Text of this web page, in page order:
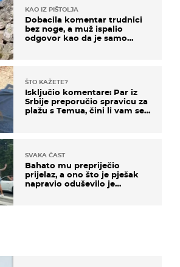
KAO IZ PIŠTOLJA
Dobacila komentar trudnici
bez noge, a muž ispalio
odgovor kao da je samo
ŠTO KAŽETE?
Isključio komentare: Par iz
Srbije preporučio spravicu za
plažu s Temua, čini li vam se
SVAKA ČAST
Bahato mu prepriječio
prijelaz, a ono što je pješak
napravio oduševilo je